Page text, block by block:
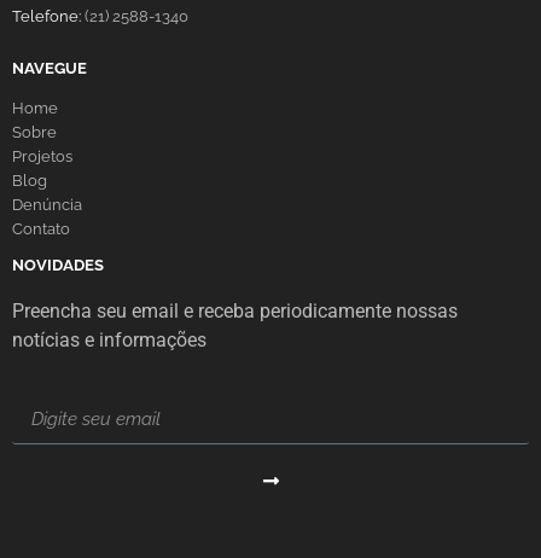
Telefone: (21) 2588-1340
NAVEGUE
Home
Sobre
Projetos
Blog
Denúncia
Contato
NOVIDADES
Preencha seu email e receba periodicamente nossas
notícias e informações